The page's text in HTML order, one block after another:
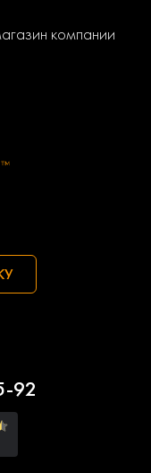
компании
92